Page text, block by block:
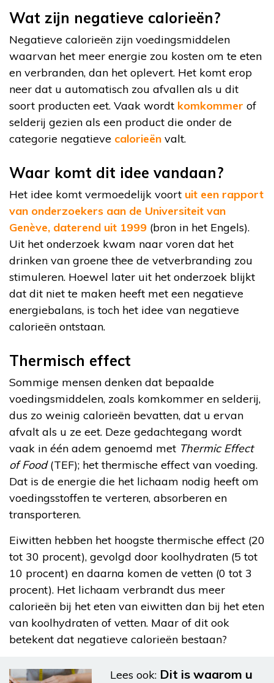
Wat zijn negatieve calorieën?
Negatieve calorieën zijn voedingsmiddelen
waarvan het meer energie zou kosten om te eten
en verbranden, dan het oplevert. Het komt erop
neer dat u automatisch zou afvallen als u dit
soort producten eet. Vaak wordt komkommer of
selderij gezien als een product die onder de
categorie negatieve calorieën valt.
Waar komt dit idee vandaan?
Het idee komt vermoedelijk voort uit een rapport
van onderzoekers aan de Universiteit van
Genève, daterend uit 1999 (bron in het Engels).
Uit het onderzoek kwam naar voren dat het
drinken van groene thee de vetverbranding zou
stimuleren. Hoewel later uit het onderzoek blijkt
dat dit niet te maken heeft met een negatieve
energiebalans, is toch het idee van negatieve
calorieën ontstaan.
Thermisch effect
Sommige mensen denken dat bepaalde
voedingsmiddelen, zoals komkommer en selderij,
dus zo weinig calorieën bevatten, dat u ervan
afvalt als u ze eet. Deze gedachtegang wordt
vaak in één adem genoemd met Thermic Effect
of Food(TEF); het thermische effect van voeding.
Dat is de energie die het lichaam nodig heeft om
voedingsstoffen te verteren, absorberen en
transporteren.
Eiwitten hebben het hoogste thermische effect (20
tot 30 procent), gevolgd door koolhydraten (5 tot
10 procent) en daarna komen de vetten (0 tot 3
procent). Het lichaam verbrandt dus meer
calorieën bij het eten van eiwitten dan bij het eten
van koolhydraten of vetten. Maar of dit ook
betekent dat negatieve calorieën bestaan?
Lees ook: Dit is waarom u